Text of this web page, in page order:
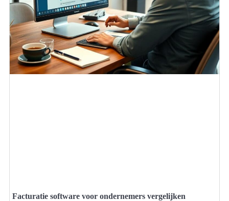
Facturatie software voor ondernemers vergelijken